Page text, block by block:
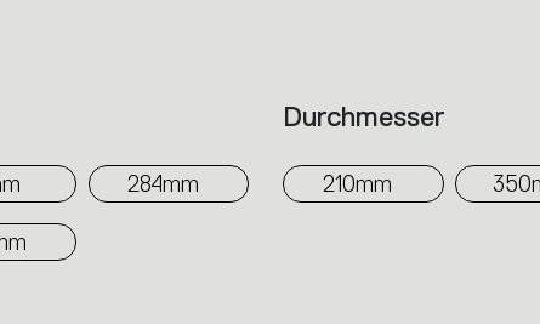
284mm
Durchmesser
210mm